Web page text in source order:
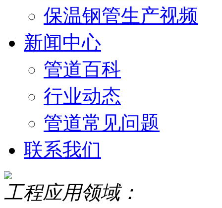
保温钢管生产视频
新闻中心
管道百科
行业动态
管道常见问题
联系我们
工程应用领域：